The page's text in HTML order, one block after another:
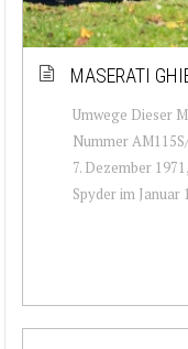
MASERATI
Umwege Dieser
Nummer
7. Dezember
Spyder im Januar